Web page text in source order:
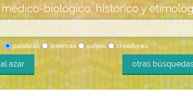
médico-biológico, histórico y
palabras lexemas sufijos creadores
al azar otras